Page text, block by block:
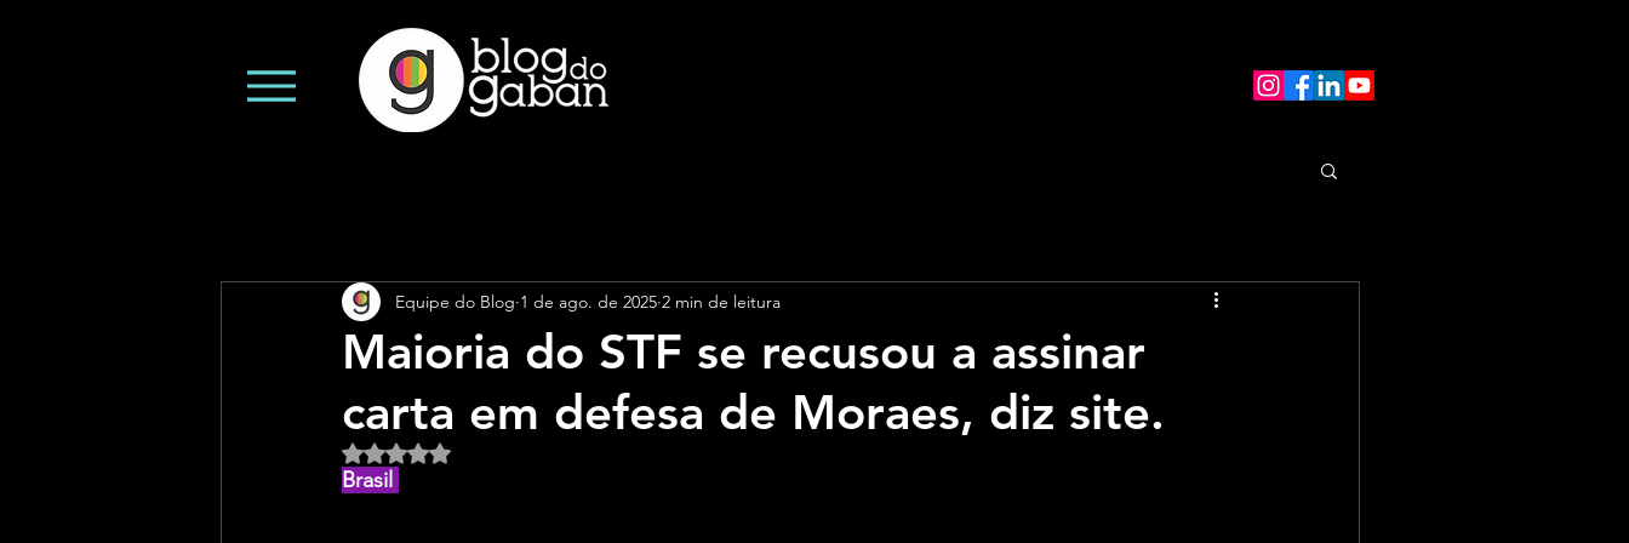
Maioria do STF se recusou a assinar
carta em defesa de Moraes, diz site.
Equipe do Blog 1 de ago. de 2025 2 min de leitura
Avaliado com NaN de 5 estrelas.
Brasil